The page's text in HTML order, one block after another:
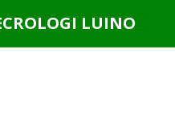
LUINO
questa pagina,